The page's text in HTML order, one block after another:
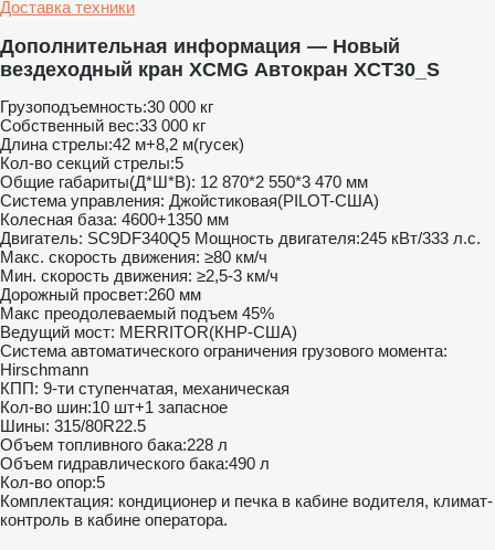
Доставка техники
Дополнительная информация — Новый
вездеходный кран XCMG Автокран XCT30_S
Грузоподъемность:30 000 кг
Собственный вес:33 000 кг
Длина стрелы:42 м+8,2 м(гусек)
Кол-во секций стрелы:5
Общие габариты(Д*Ш*В): 12 870*2 550*3 470 мм
Система управления: Джойстиковая(PILOT-США)
Колесная база: 4600+1350 мм
Двигатель: SC9DF340Q5 Мощность двигателя:245 кВт/333 л.с.
Макс. скорость движения: ≥80 км/ч
Мин. скорость движения: ≥2,5-3 км/ч
Дорожный просвет:260 мм
Макс преодолеваемый подъем 45%
Ведущий мост: MERRITOR(КНР-США)
Система автоматического ограничения грузового момента:
Hirschmann
КПП: 9-ти ступенчатая, механическая
Кол-во шин:10 шт+1 запасное
Шины: 315/80R22.5
Объем топливного бака:228 л
Объем гидравлического бака:490 л
Кол-во опор:5
Комплектация: кондиционер и печка в кабине водителя, климат-
контроль в кабине оператора.